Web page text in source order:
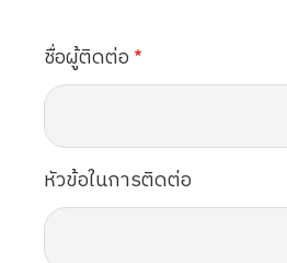
ชื่อผู้ติดต่อ
หัวข้อในการติดต่อ